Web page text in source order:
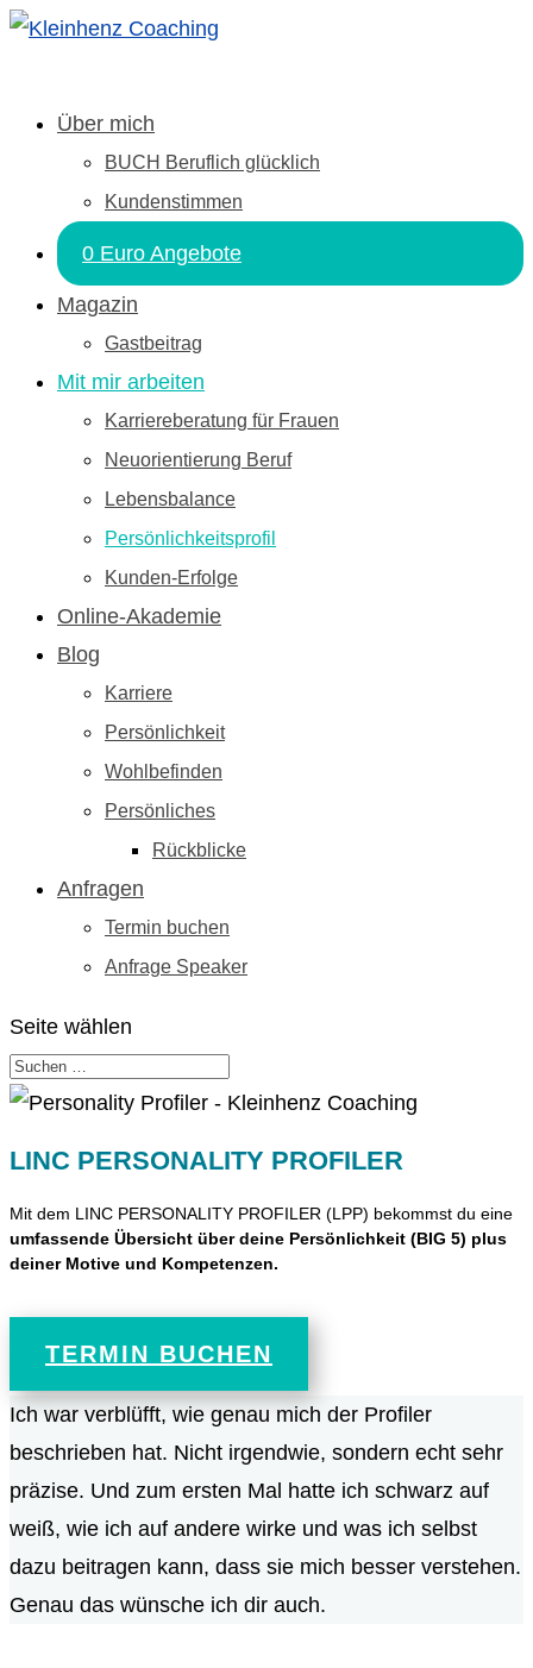
Über mich
BUCH Beruflich glücklich
Kundenstimmen
0 Euro Angebote
Magazin
Gastbeitrag
Mit mir arbeiten
Karriereberatung für Frauen
Neuorientierung Beruf
Lebensbalance
Persönlichkeitsprofil
Kunden-Erfolge
Online-Akademie
Blog
Karriere
Persönlichkeit
Wohlbefinden
Persönliches
Rückblicke
Anfragen
Termin buchen
Anfrage Speaker
Seite wählen
LINC PERSONALITY PROFILER
Mit dem LINC PERSONALITY PROFILER (LPP) bekommst du eine
umfassende Übersicht über deine Persönlichkeit (BIG 5) plus
deiner Motive und Kompetenzen.
TERMIN BUCHEN
Ich war verblüfft, wie genau mich der Profiler
beschrieben hat. Nicht irgendwie, sondern echt sehr
präzise. Und zum ersten Mal hatte ich schwarz auf
weiß, wie ich auf andere wirke und was ich selbst
dazu beitragen kann, dass sie mich besser verstehen.
Genau das wünsche ich dir auch.